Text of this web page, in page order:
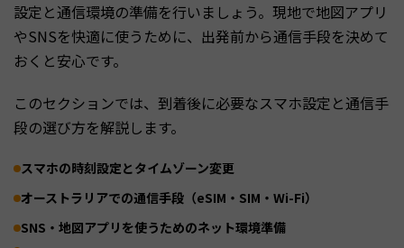
設定と通信環境の準備を行いましょう。現地で地図アプリ
やSNSを快適に使うために、出発前から通信手段を決めて
おくと安心です。
このセクションでは、到着後に必要なスマホ設定と通信手
段の選び方を解説します。
スマホの時刻設定とタイムゾーン変更
オーストラリアでの通信手段（eSIM・SIM・Wi-Fi）
SNS・地図アプリを使うためのネット環境準備